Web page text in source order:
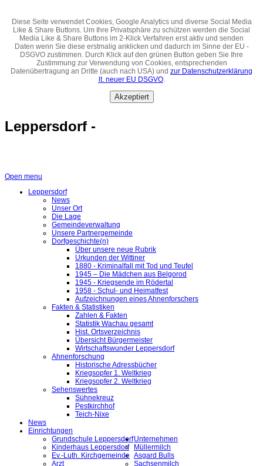
Diese Seite verwendet Cookies, Google Analytics und diverse Social Media
Like & Share Buttons. Um Ihre Privatsphäre zu schützen werden die Social
Media Like & Share Buttons im 2-Klick Verfahren erst aktiv und senden
Daten wenn Sie diese erstmalig anklicken und dadurch im Sinne der EU -
DSGVO zustimmen. Durch Klick auf den grünen Button geben Sie Ihre
Zustimmung zur Verwendung von Cookies, entsprechenden
Datenübertragung an Dritte (auch nach USA) und zur Datenschutzerklärung
lt. neuer EU DSGVO.
Akzeptiert
Leppersdorf -
Open menu
Leppersdorf
News
Unser Ort
Die Lage
Gemeindeverwaltung
Unsere Partnergemeinde
Dorfgeschichte(n)
Über unsere neue Rubrik
Urkunden der Wittiner
1880 - Kriminalfall mit Tod und Teufel
1945 – Die Mädchen aus Belgorod
1945 - Kriegsende im Rödertal
1958 - Schul- und Heimatfest
Aufzeichnungen eines Ahnenforschers
Fakten & Statistiken
Zahlen & Fakten
Statistik Wachau gesamt
Hist. Ortsverzeichnis
Übersicht Bürgermeister
Wirtschaftswunder Leppersdorf
Ahnenforschung
Historische Adressbücher
Kriegsopfer 1. Weltkrieg
Kriegsopfer 2. Weltkrieg
Sehenswertes
Sühnekreuz
Pestkirchhof
Teich-Nixe
News
Einrichtungen
Grundschule Leppersdorf
Kinderhaus Leppersdorf
Ev.-Luth. Kirchgemeinde
Arzt
Unternehmen
Müllermilch
Asgard Bulls
Sachsenmilch